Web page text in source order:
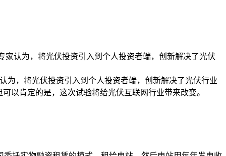
认为，将光伏投资引入到个人投资者端，创新解决了光伏
，将光伏投资引入到个人投资者端，创新解决了光伏行业
以肯定的是，这次试验将给光伏互联网行业带来改变。